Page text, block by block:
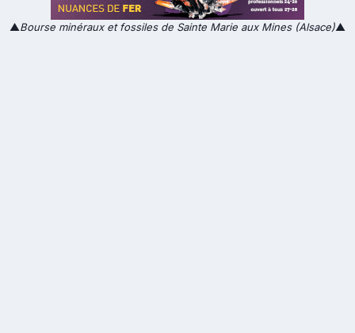
▲Bourse minéraux et fossiles de Sainte Marie aux Mines (Alsace)▲